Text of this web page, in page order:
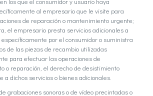
al empresario que le visite para
de reparación o mantenimiento urgente;
el empresario presta servicios adicionales a
específicamente por el consumidor o suministra
de las piezas de recambio utilizadas
para efectuar las operaciones de
o reparación, el derecho de desistimiento
a dichos servicios o bienes adicionales.
grabaciones sonoras o de vídeo precintadas o